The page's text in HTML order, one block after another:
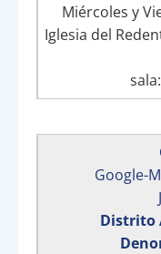
Miércoles y
Iglesia del
Google-
Distrito